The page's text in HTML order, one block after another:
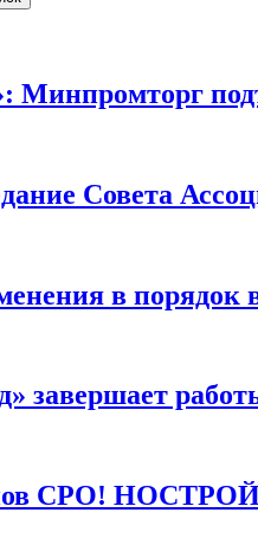
Совета
в порядок
завершает
СРО! НОСТРОЙ